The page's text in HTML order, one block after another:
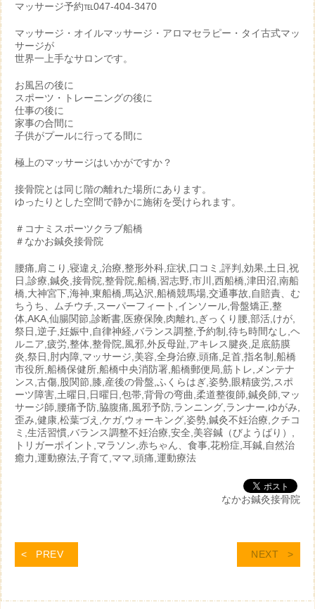
マッサージ予約℡047-404-3470
マッサージ・オイルマッサージ・アロマセラピー・タイ古式マッ
サージが
世界一上手なサロンです。
お風呂の後に
スポーツ・トレーニングの後に
仕事の後に
家事の合間に
子供がプールに行ってる間に
極上のマッサージはいかがですか？
接骨院とは同じ階の離れた場所にあります。
ゆったりとした空間で静かに施術を受けられます。
＃コナミスポーツクラブ船橋
＃なかお鍼灸接骨院
腰痛,肩こり,寝違え,治療,整形外科,症状,口コミ,評判,効果,土日,祝
日,診療,鍼灸,接骨院,整骨院,船橋,習志野,市川,西船橋,津田沼,南船
橋,大神宮下,海神,東船橋,馬込沢,船橋競馬場,交通事故,自賠責、む
ちうち、ムチウチ,スーパーフィート,インソール,骨盤矯正,整
体,AKA,仙腸関節,診断書,医療保険,肉離れ,ぎっくり腰,部活,けが,
祭日,逆子,妊娠中,自律神経,バランス調整,予約制,待ち時間なし,ヘ
ルニア,疲労,整体,整骨院,風邪,外反母趾,アキレス腱炎,足底筋膜
炎,祭日,肘内障,マッサージ,美容,全身治療,頭痛,足首,指名制,船橋
市役所,船橋保健所,船橋中央消防署,船橋郵便局,筋トレ,メンテナ
ンス,古傷,股関節,膝,産後の骨盤,ふくらはぎ,姿勢,眼精疲労,スポ
ーツ障害,土曜日,日曜日,包帯,背骨の弯曲,柔道整復師,鍼灸師,マッ
サージ師,腰痛予防,脇腹痛,風邪予防,ランニング,ランナー,ゆがみ,
歪み,健康,松葉づえ,ケガ,ウォーキング,姿勢,鍼灸不妊治療,クチコ
ミ,生活習慣,バランス調整不妊治療,安全,美容鍼（びようばり）,
トリガーポイント,マラソン,赤ちゃん、食事,花粉症,耳鍼,自然治
癒力,運動療法,子育て,ママ,頭痛,運動療法
なかお鍼灸接骨院
PREV NEXT